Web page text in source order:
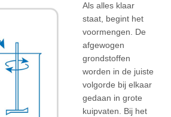
Als alles klaar
staat, begint het
voormengen. De
afgewogen
grondstoffen
worden in de juiste
volgorde bij elkaar
gedaan in grote
kuipvaten. Bij het